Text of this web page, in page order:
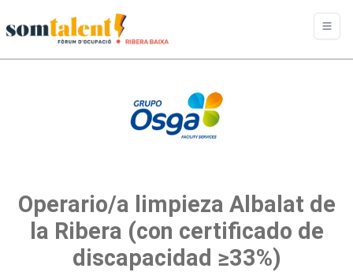
Operario/a limpieza Albalat de
la Ribera (con certificado de
discapacidad ≥33%)